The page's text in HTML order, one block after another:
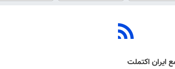
ايران اكتملت